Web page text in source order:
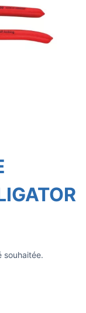
souhaitée.